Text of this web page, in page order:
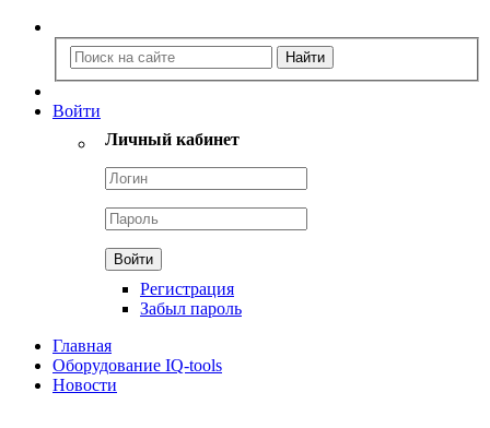
Войти
Личный кабинет
Регистрация
Забыл пароль
Главная
Оборудование IQ-tools
Новости